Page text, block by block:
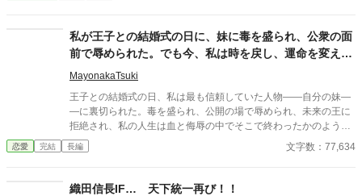
て、何とか今まで通り長屋で暮らしていけそうだ。 頼まれた繕い
一人で寂しかったみつは、拾った男の子と二人で暮らし始めた。
私が王子との結婚式の日に、妹に毒を盛られ、公衆の面
前で辱められた。でも今、私は時を戻し、運命を変えに
来た。
MayonakaTsuki
王子との結婚式の日、私は最も信頼していた人物――自分の妹―
―に裏切られた。毒を盛られ、公開の場で辱められ、未来の王に
拒絶され、私の人生は血と侮辱の中でそこで終わったかのように
思えた。しかし、死が私を迎えたとき、不可能なことが起きた―
―私は同じ回廊で、祭壇の前で目を覚まし、あらゆる涙、嘘、そ
得た私は、ただ一つの使命を持つ――真実を突き止め、奪われた
恋愛 完結 長編 文字数：77,634
織田信長IF… 天下統一再び！！